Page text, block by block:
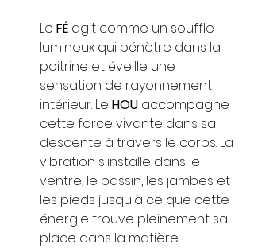
Le FÉ agit comme un souffle
lumineux qui pénètre dans la
poitrine et éveille une
sensation de rayonnement
intérieur. Le HOU accompagne
cette force vivante dans sa
descente à travers le corps. La
vibration s'installe dans le
ventre, le bassin, les jambes et
les pieds jusqu'à ce que cette
énergie trouve pleinement sa
place dans la matière.